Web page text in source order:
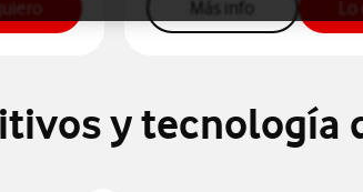
móvil 30GB
para contratar tarifa fibra 600mb 2 líneas
botón "Lo quiero", para contratar tarifa
Más info más info
y tecnología